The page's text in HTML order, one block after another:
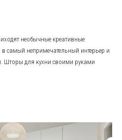
необычные креативные
в самый непримечательный интерьер и
Шторы для кухни своими руками